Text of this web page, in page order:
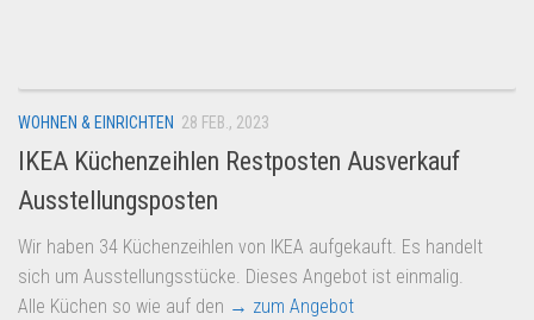
Amazon
Aldi
Lidl
Kostenlos verkaufen
Anmelden
WOHNEN & EINRICHTEN 28 FEB., 2023
IKEA Küchenzeihlen Restposten Ausverkauf
Ausstellungsposten
Wir haben 34 Küchenzeihlen von IKEA aufgekauft. Es handelt
sich um Ausstellungsstücke. Dieses Angebot ist einmalig.
Alle Küchen so wie auf den → zum Angebot